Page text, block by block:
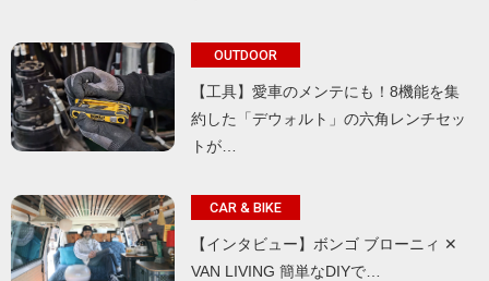
OUTDOOR
【工具】愛車のメンテにも！8機能を集
約した「デウォルト」の六角レンチセッ
トが…
CAR & BIKE
【インタビュー】ボンゴ ブローニィ ✕
VAN LIVING 簡単なDIYで…